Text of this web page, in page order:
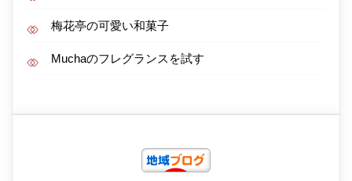
梅花亭の可愛い和菓子
Muchaのフレグランスを試す